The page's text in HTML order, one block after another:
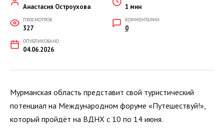
Анастасия Остроухова 1 мин
ПРОСМОТРОВ
327
КОММЕНТАРИИ
0
ОПУБЛИКОВАНО
04.06.2026
Мурманская область представит свой туристический
потенциал на Международном форуме «Путешествуй!»,
который пройдёт на ВДНХ с 10 по 14 июня.